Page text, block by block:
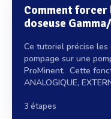
Comment forcer
doseuse
Ce tutoriel précise
pompage sur une
ProMinent. Cette
ANALOGIQUE,
3 étapes